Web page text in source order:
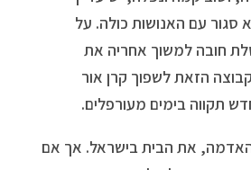
סגור עם האנושות כולה. על
חובה למשוך אחריה את
הזאת לשפוך קרן אור
תקווה בימים מעורפלים.
את הבית בישראל. אך אם